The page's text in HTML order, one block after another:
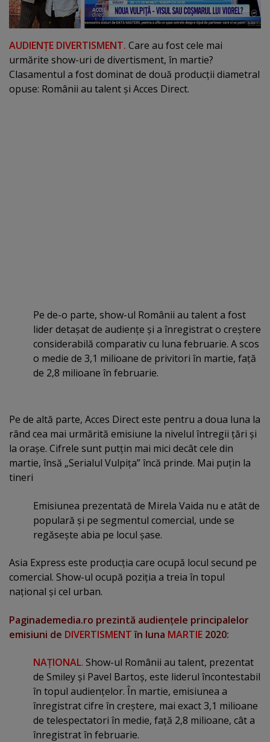
AUDIENŢE DIVERTISMENT. Care au fost cele mai
urmărite show-uri de divertisment, în martie?
Clasamentul a fost dominat de două producţii diametral
opuse: Românii au talent şi Acces Direct.
Pe de-o parte, show-ul Românii au talent a fost
lider detaşat de audienţe şi a înregistrat o creştere
considerabilă comparativ cu luna februarie. A scos
o medie de 3,1 milioane de privitori în martie, faţă
de 2,8 milioane în februarie.
Pe de altă parte, Acces Direct este pentru a doua luna la
rând cea mai urmărită emisiune la nivelul întregii ţări şi
la oraşe. Cifrele sunt putţin mai mici decât cele din
martie, însă „Serialul Vulpiţa” încă prinde. Mai puţin la
tineri
Emisiunea prezentată de Mirela Vaida nu e atât de
populară şi pe segmentul comercial, unde se
regăseşte abia pe locul şase.
Asia Express este producţia care ocupă locul secund pe
comercial. Show-ul ocupă poziţia a treia în topul
naţional şi cel urban.
Paginademedia.ro prezintă audienţele principalelor
emisiuni de DIVERTISMENTîn luna MARTIE 2020:
NAŢIONAL. Show-ul Românii au talent, prezentat
de Smiley şi Pavel Bartoş, este liderul încontestabil
în topul audienţelor. În martie, emisiunea a
înregistrat cifre în creştere, mai exact 3,1 milioane
de telespectatori în medie, faţă 2,8 milioane, cât a
înregistrat în februarie.